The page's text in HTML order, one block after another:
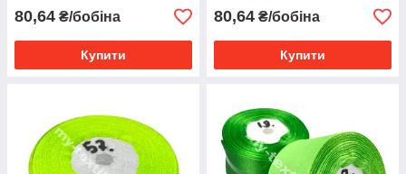
80,64 ₴/бобіна
Купити
80,64 ₴/бобіна
Купити